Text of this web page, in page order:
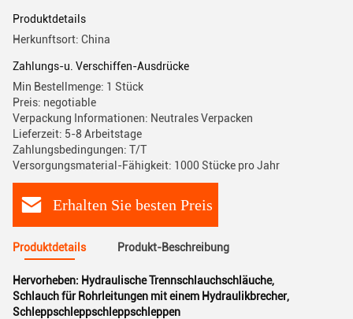
Produktdetails
Herkunftsort: China
Zahlungs-u. Verschiffen-Ausdrücke
Min Bestellmenge: 1 Stück
Preis: negotiable
Verpackung Informationen: Neutrales Verpacken
Lieferzeit: 5-8 Arbeitstage
Zahlungsbedingungen: T/T
Versorgungsmaterial-Fähigkeit: 1000 Stücke pro Jahr
Erhalten Sie besten Preis
Produktdetails Produkt-Beschreibung
Hervorheben: Hydraulische Trennschlauchschläuche,
Schlauch für Rohrleitungen mit einem Hydraulikbrecher,
Schleppschleppschleppschleppen